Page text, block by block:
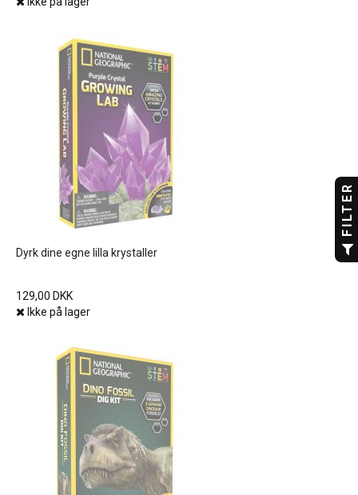
Dyrk dine egne lilla krystaller
129,00 DKK
Ikke på lager
FILTER